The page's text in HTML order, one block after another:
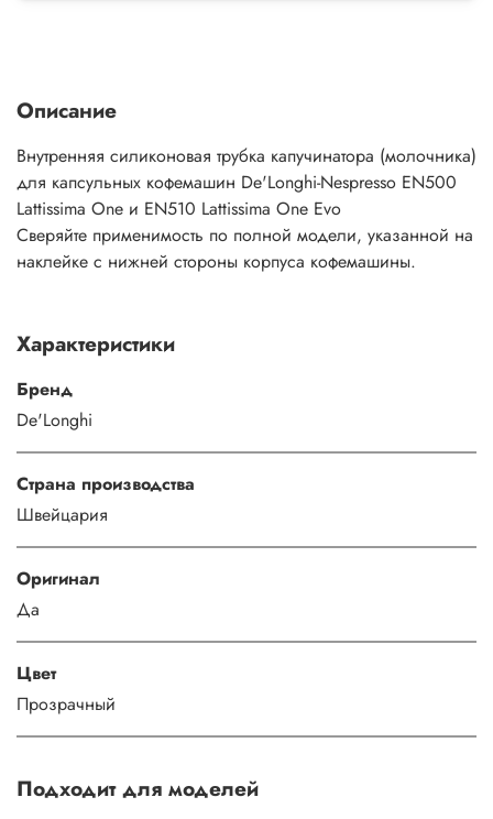
Описание
Внутренняя силиконовая трубка капучинатора (молочника)
для капсульных кофемашин De'Longhi-Nespresso EN500
Lattissima One и EN510 Lattissima One Evo
Сверяйте применимость по полной модели, указанной на
наклейке с нижней стороны корпуса кофемашины.
Характеристики
Бренд
De'Longhi
Страна производства
Швейцария
Оригинал
Да
Цвет
Прозрачный
Подходит для моделей